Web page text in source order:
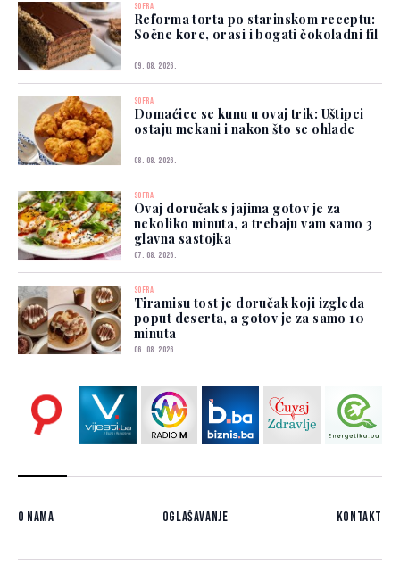
SOFRA
Reforma torta po starinskom receptu:
Sočne kore, orasi i bogati čokoladni fil
09. 08. 2026.
SOFRA
Domaćice se kunu u ovaj trik: Uštipci
ostaju mekani i nakon što se ohlade
08. 08. 2026.
SOFRA
Ovaj doručak s jajima gotov je za
nekoliko minuta, a trebaju vam samo 3
glavna sastojka
07. 08. 2026.
SOFRA
Tiramisu tost je doručak koji izgleda
poput deserta, a gotov je za samo 10
minuta
06. 08. 2026.
O nama Oglašavanje Kontakt